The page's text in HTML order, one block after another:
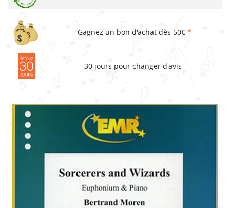
Gagnez un bon d'achat dès 50€ *
30 jours pour changer d'avis